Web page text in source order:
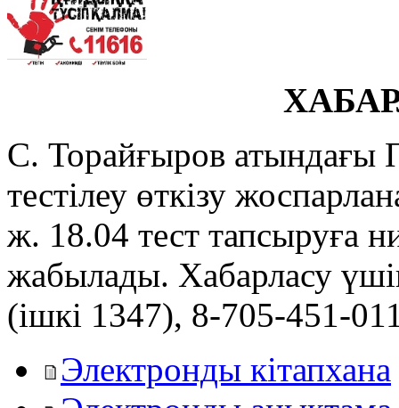
С. Торайғыров
тестілеу өткізу
ж. 18.04 тест тапсыруға
жабылады. Хабарласу
(ішкі 1347), 8-705-451-
Электронды кітапхана